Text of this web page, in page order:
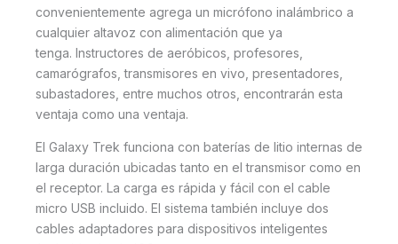
convenientemente agrega un micrófono inalámbrico a
cualquier altavoz con alimentación que ya
tenga. Instructores de aeróbicos, profesores,
camarógrafos, transmisores en vivo, presentadores,
subastadores, entre muchos otros, encontrarán esta
ventaja como una ventaja.
El Galaxy Trek funciona con baterías de litio internas de
larga duración ubicadas tanto en el transmisor como en
el receptor. La carga es rápida y fácil con el cable
micro USB incluido. El sistema también incluye dos
cables adaptadores para dispositivos inteligentes